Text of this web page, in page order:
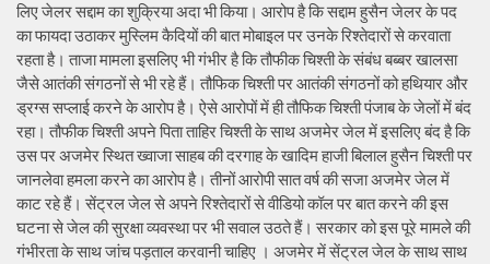
लिए जेलर सद्दाम का शुक्रिया अदा भी किया। आरोप है कि सद्दाम हुसैन जेलर के पद
का फायदा उठाकर मुस्लिम कैदियों की बात मोबाइल पर उनके रिश्तेदारों से करवाता
रहता है। ताजा मामला इसलिए भी गंभीर है कि तौफीक चिश्ती के संबंध बब्बर खालसा
जैसे आतंकी संगठनों से भी रहे हैं। तौफिक चिश्ती पर आतंकी संगठनों को हथियार और
ड्रग्स सप्लाई करने के आरोप है। ऐसे आरोपों में ही तौफिक चिश्ती पंजाब के जेलों में बंद
रहा। तौफीक चिश्ती अपने पिता ताहिर चिश्ती के साथ अजमेर जेल में इसलिए बंद है कि
उस पर अजमेर स्थित ख्वाजा साहब की दरगाह के खादिम हाजी बिलाल हुसैन चिश्ती पर
जानलेवा हमला करने का आरोप है। तीनों आरोपी सात वर्ष की सजा अजमेर जेल में
काट रहे हैं। सेंट्रल जेल से अपने रिश्तेदारों से वीडियो कॉल पर बात करने की इस
घटना से जेल की सुरक्षा व्यवस्था पर भी सवाल उठते हैं। सरकार को इस पूरे मामले की
गंभीरता के साथ जांच पड़ताल करवानी चाहिए । अजमेर में सेंट्रल जेल के साथ साथ